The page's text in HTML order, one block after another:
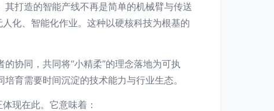
打造的智能产线不再是简单的机械臂与传送
化、智能化作业。这种以硬核科技为根基的
协同，共同将“小精柔”的理念落地为可执
育需要时间沉淀的技术能力与行业生态。
现在此。它意味着：